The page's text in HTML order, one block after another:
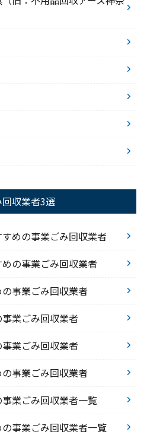
回収業者3選
めの事業ごみ回収業者
の事業ごみ回収業者
事業ごみ回収業者
業ごみ回収業者
業ごみ回収業者
事業ごみ回収業者
業ごみ回収業者一覧
事業ごみ回収業者一覧